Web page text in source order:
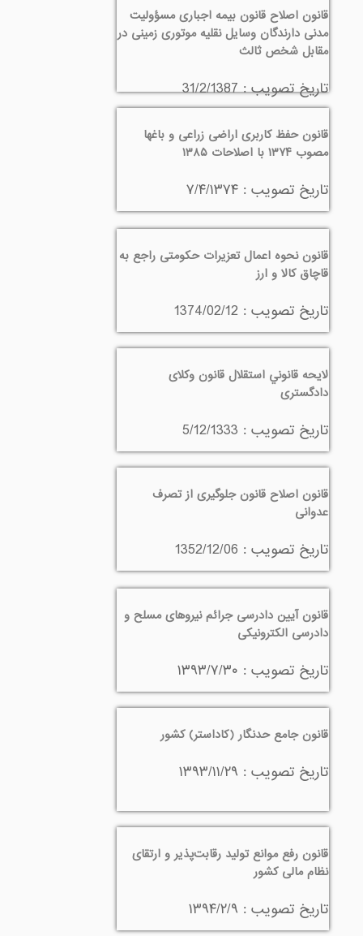
قانون اصلاح قانون بیمه اجباری مسؤولیت
مدنی دارندگان وسایل نقلیه موتوری زمینی در
مقابل شخص ثالث
تاريخ تصويب : 31/2/1387
قانون حفظ کاربری اراضی زراعی و باغها
مصوب ۱۳۷۴ با اصلاحات ۱۳۸۵
تاريخ تصويب : ۷/۴/۱۳۷۴
قانون نحوه اعمال تعزیرات حکومتی راجع به
قاچاق کالا و ارز ‌
تاريخ تصويب : 1374/02/12
لايحه قانوني استقلال قانون وکلای
دادگستری
تاريخ تصويب : 5/12/1333
‌قانون اصلاح قانون جلوگیری از تصرف
عدوانی
تاريخ تصويب : 1352/12/06
قانون آیین دادرسی جرائم نیروهای مسلح و
دادرسی الکترونیکی
تاريخ تصويب : ۱۳۹۳/۷/۳۰
قانون جامع حدنگار (کاداستر) کشور
تاريخ تصويب : ۱۳۹۳/۱۱/۲۹
قانون رفع موانع تولید رقابت‌پذیر و ارتقای
نظام مالی کشور
تاريخ تصويب : ۱۳۹۴/۲/۹